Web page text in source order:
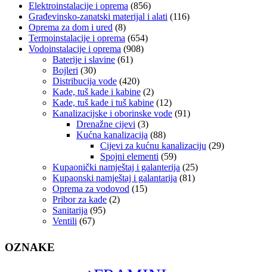
Elektroinstalacije i oprema (856)
Građevinsko-zanatski materijal i alati (116)
Oprema za dom i ured (8)
Termoinstalacije i oprema (654)
Vodoinstalacije i oprema (908)
Baterije i slavine (61)
Bojleri (30)
Distribucija vode (420)
Kade, tuš kade i kabine (2)
Kade, tuš kade i tuš kabine (12)
Kanalizacijske i oborinske vode (91)
Drenažne cijevi (3)
Kućna kanalizacija (88)
Cijevi za kućnu kanalizaciju (29)
Spojni elementi (59)
Kupaonički namještaj i galanterija (25)
Kupaonski namještaj i galantarija (81)
Oprema za vodovod (15)
Pribor za kade (2)
Sanitarija (95)
Ventili (67)
OZNAKE